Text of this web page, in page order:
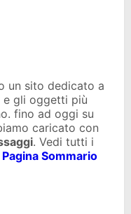
un sito dedicato a
e gli oggetti più
fino ad oggi su
caricato con
. Vedi tutti i
Pagina Sommario